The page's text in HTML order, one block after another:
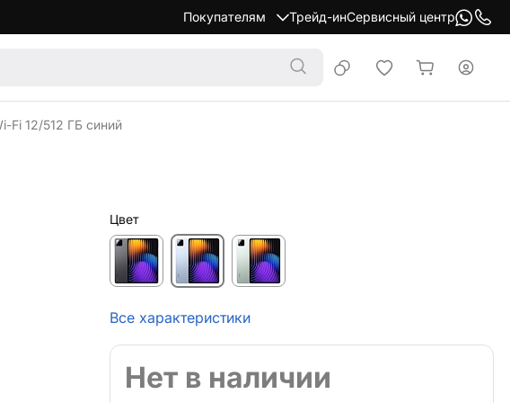
Покупателям Трейд-инСервисный центр
Fi 12/512 ГБ синий
Цвет
Все характеристики
Нет в наличии